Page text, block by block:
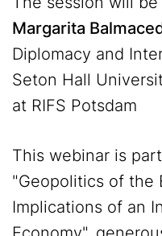
Margarita
Diplomacy and
Seton Hall
at RIFS Potsdam
This webinar is
"Geopolitics of the
Implications of an